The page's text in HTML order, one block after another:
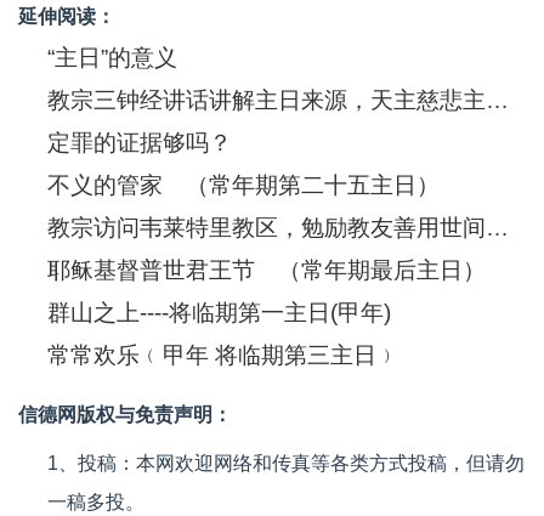
延伸阅读：
“主日”的意义
教宗三钟经讲话讲解主日来源，天主慈悲主日，并向东方教会祝贺复活节
定罪的证据够吗？
不义的管家 （常年期第二十五主日）
教宗访问韦莱特里教区，勉励教友善用世间财富
耶稣基督普世君王节 （常年期最后主日）
群山之上----将临期第一主日(甲年)
常常欢乐﹙甲年 将临期第三主日﹚
信德网版权与免责声明：
1、投稿：本网欢迎网络和传真等各类方式投稿，但请勿
一稿多投。